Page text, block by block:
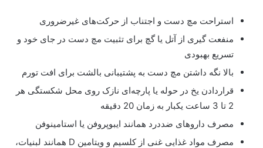
استراحت مچ دست و اجتناب از حرکت‌های غیرضروری
منفعت گیری از آتل یا گچ برای تثبیت مچ دست در جای خود و
تسریع بهبودی
بالا نگه داشتن مچ دست به پشتیبانی بالشت برای افت تورم
قراردادن یخ در حوله یا پارچه‌ای نازک روی محل شکستگی هر
2 تا 3 ساعت یکبار به زمان 20 دقیقه
مصرف داروهای ضددرد همانند ایبوپروفن یا استامینوفن
مصرف مواد غذایی غنی از کلسیم و ویتامین D همانند لبنیات،